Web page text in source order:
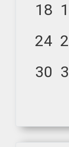
18
24
30